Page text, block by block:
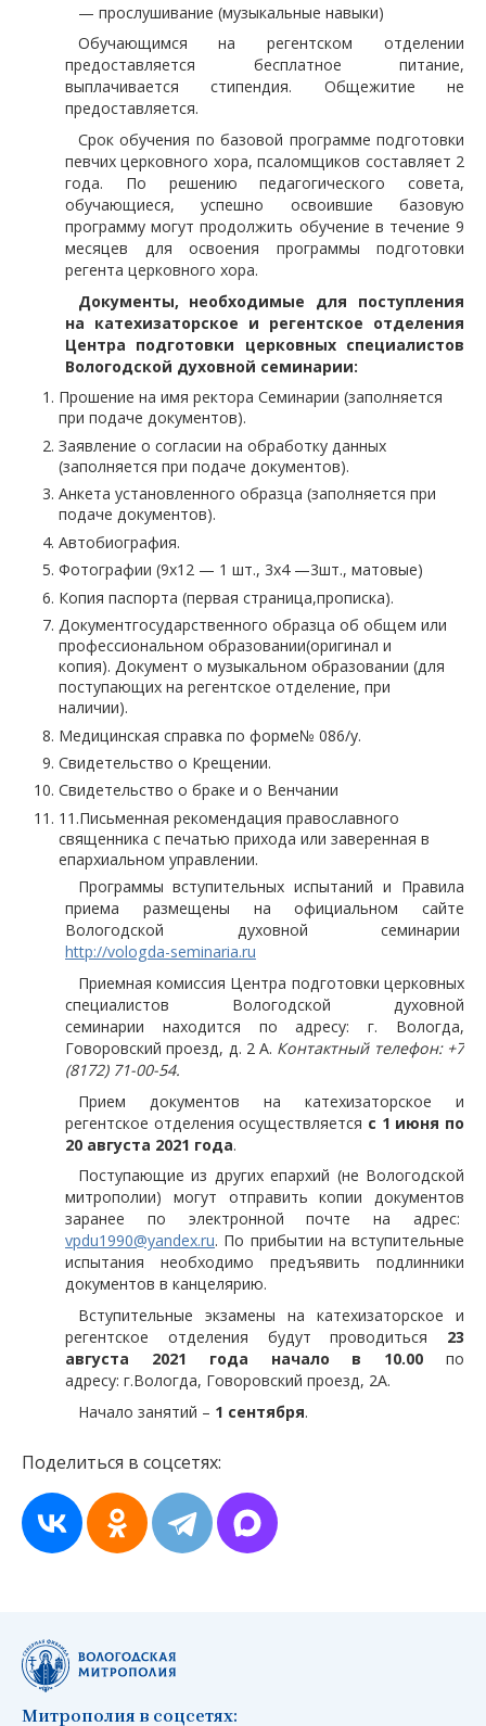
— прослушивание (музыкальные навыки)
Обучающимся на регентском отделении
предоставляется бесплатное питание,
выплачивается стипендия. Общежитие не
предоставляется.
Срок обучения по базовой программе подготовки
певчих церковного хора, псаломщиков составляет 2
года. По решению педагогического совета,
обучающиеся, успешно освоившие базовую
программу могут продолжить обучение в течение 9
месяцев для освоения программы подготовки
регента церковного хора.
Документы, необходимые для поступления
на катехизаторское и регентское отделения
Центра подготовки церковных специалистов
Вологодской духовной семинарии:
Прошение на имя ректора Семинарии (заполняется
при подаче документов).
Заявление о согласии на обработку данных
(заполняется при подаче документов).
Анкета установленного образца (заполняется при
подаче документов).
Автобиография.
Фотографии (9х12 — 1 шт., 3х4 —3шт., матовые)
Копия паспорта (первая страница,прописка).
Документгосударственного образца об общем или
профессиональном образовании(оригинал и
копия). Документ о музыкальном образовании (для
поступающих на регентское отделение, при
наличии).
Медицинская справка по форме№ 086/у.
Свидетельство о Крещении.
Свидетельство о браке и о Венчании
11.Письменная рекомендация православного
священника с печатью прихода или заверенная в
епархиальном управлении.
Программы вступительных испытаний и Правила
приема размещены на официальном сайте
Вологодской духовной семинарии
http://vologda-seminaria.ru
Приемная комиссия Центра подготовки церковных
специалистов Вологодской духовной
семинарии находится по адресу: г. Вологда,
Говоровский проезд, д. 2 А. Контактный телефон: +7
(8172) 71-00-54.
Прием документов на катехизаторское и
регентское отделения осуществляется с 1 июня по
20 августа 2021 года.
Поступающие из других епархий (не Вологодской
митрополии) могут отправить копии документов
заранее по электронной почте на адрес:
vpdu1990@yandex.ru. По прибытии на вступительные
испытания необходимо предъявить подлинники
документов в канцелярию.
Вступительные экзамены на катехизаторское и
регентское отделения будут проводиться 23
августа 2021 года начало в 10.00
по
адресу: г.Вологда, Говоровский проезд, 2А.
Начало занятий – 1 сентября.
Поделиться в соцсетях:
Митрополия в соцсетях: